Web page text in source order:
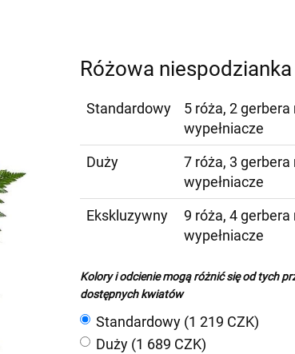
Różowa niespodzianka
Standardowy
5 róża, 2
wypełniacze
Duży
7 róża, 3
wypełniacze
Ekskluzywny
9 róża, 4
wypełniacze
Kolory i odcienie mogą różnić się od tych
dostępnych kwiatów
Standardowy (1 219 CZK)
Duży (1 689 CZK)